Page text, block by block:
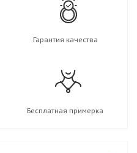
Гарантия качества
Бесплатная примерка